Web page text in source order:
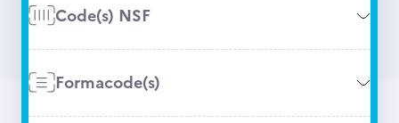
Code(s) NSF
Formacode(s)